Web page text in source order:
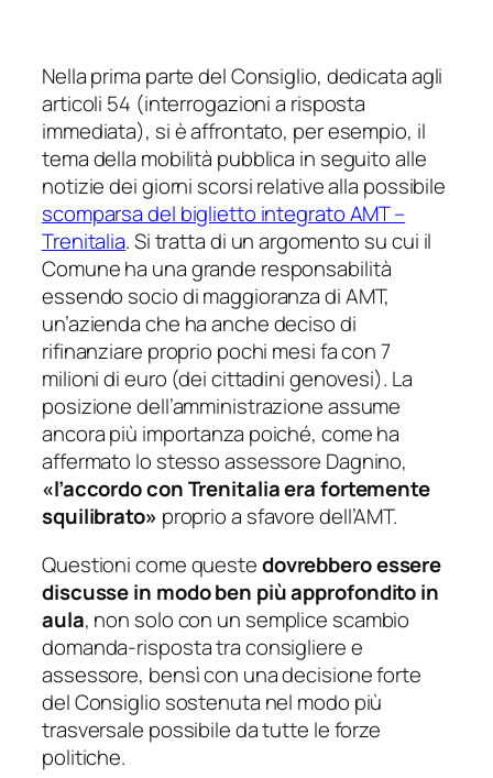
Nella prima parte del Consiglio, dedicata agli
articoli 54 (interrogazioni a risposta
immediata), si è affrontato, per esempio, il
tema della mobilità pubblica in seguito alle
notizie dei giorni scorsi relative alla possibile
scomparsa del biglietto integrato AMT –
Trenitalia. Si tratta di un argomento su cui il
Comune ha una grande responsabilità
essendo socio di maggioranza di AMT,
un’azienda che ha anche deciso di
rifinanziare proprio pochi mesi fa con 7
milioni di euro (dei cittadini genovesi). La
posizione dell’amministrazione assume
ancora più importanza poiché, come ha
affermato lo stesso assessore Dagnino,
«l’accordo con Trenitalia era fortemente
squilibrato» proprio a sfavore dell’AMT.
Questioni come questedovrebbero essere
discusse in modo ben più approfondito in
aula, non solo con un semplice scambio
domanda-risposta tra consigliere e
assessore, bensì con una decisione forte
del Consiglio sostenuta nel modo più
trasversale possibile da tutte le forze
politiche.